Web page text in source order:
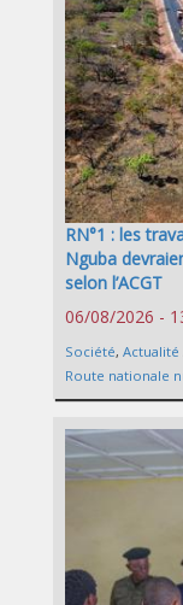
RN°1 : les
Nguba
selon l’ACGT
06/08/2026 -
Société, Actualité
Route nationale